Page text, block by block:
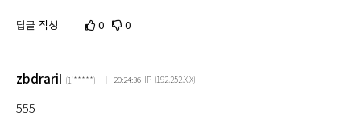
답글 작성 0 0
zbdrariI (1'*****) 20:24:36 IP (192.252.X.X)
555